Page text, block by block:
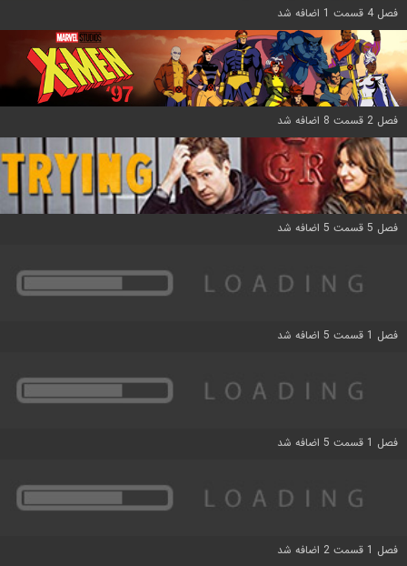
فصل 4 قسمت 1 اضافه شد
فصل 2 قسمت 8 اضافه شد
فصل 5 قسمت 5 اضافه شد
فصل 1 قسمت 5 اضافه شد
فصل 1 قسمت 5 اضافه شد
فصل 1 قسمت 2 اضافه شد